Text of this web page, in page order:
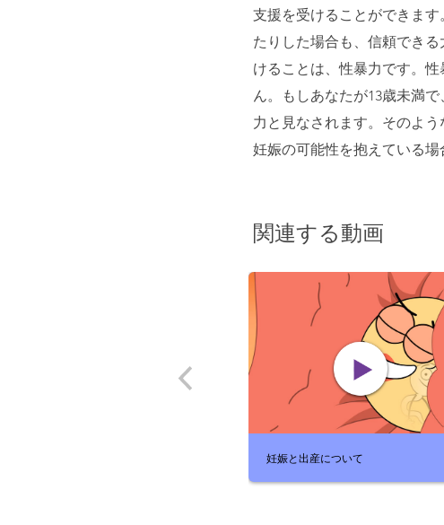
支援を受けることができま
たりした場合も、信頼でき
けることは、性暴力です。
ん。もしあなたが13歳未満
力と見なされます。そのよ
妊娠の可能性を抱えている場
関連する動画
妊娠と出産について